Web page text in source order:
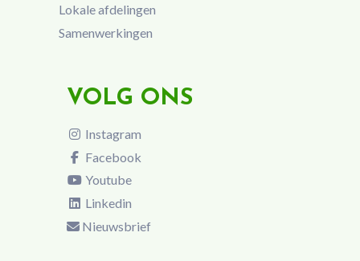
Lokale afdelingen
Samenwerkingen
VOLG ONS
Instagram
Facebook
Youtube
Linkedin
Nieuwsbrief